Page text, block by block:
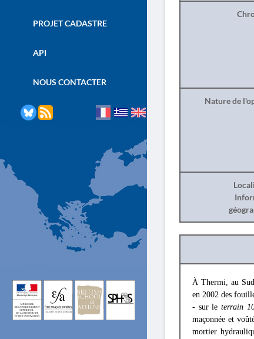
PROJET CADASTRE
API
NOUS CONTACTER
Nature de
À Thermi, au
en 2002 des
- sur leterrain
maçonnée et
mortier